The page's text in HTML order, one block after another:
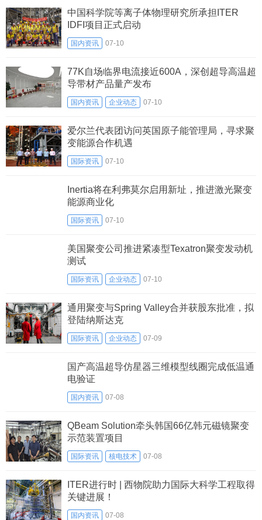
中国科学院等离子体物理研究所承担ITER
IDFI项目正式启动
国内资讯 07-10
77K自场临界电流接近600A，深创超导高温超
导带材产品量产发布
国内资讯 企业动态 07-10
爱尔兰代表团访问英国原子能管理局，寻求聚
变能源合作机遇
国际资讯 07-10
Inertia将在利弗莫尔启用新址，推进激光聚变
能源商业化
国际资讯 07-10
美国聚变公司推进紧凑型Texatron聚变发动机
测试
国际资讯 企业动态 07-10
通用聚变与Spring Valley合并获股东批准，拟
登陆纳斯达克
国际资讯 企业动态 07-09
国产高温超导仿星器三维模型线圈完成低温通
电验证
国内资讯 07-08
QBeam Solution牵头韩国66亿韩元磁镜聚变
示范装置项目
国际资讯 核电技术 07-08
ITER进行时 | 西物院助力国际大科学工程取得
关键进展！
国内资讯 07-08